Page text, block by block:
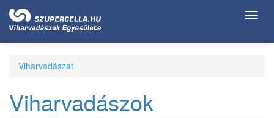
Ugrás
tartalomra
Viharvadászat
Viharvadászok